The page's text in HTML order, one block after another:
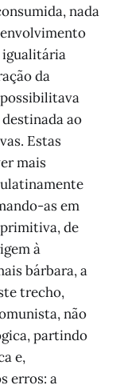
nada
igualitária
da
ao
Estas
mais
as em
de
à
bárbara, a
trecho,
não
partindo
e,
erros: a